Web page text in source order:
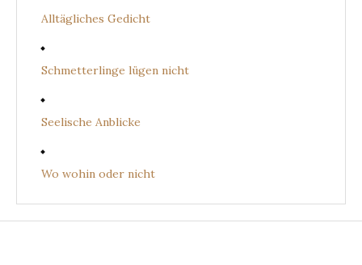
Alltägliches Gedicht
Schmetterlinge lügen nicht
Seelische Anblicke
Wo wohin oder nicht